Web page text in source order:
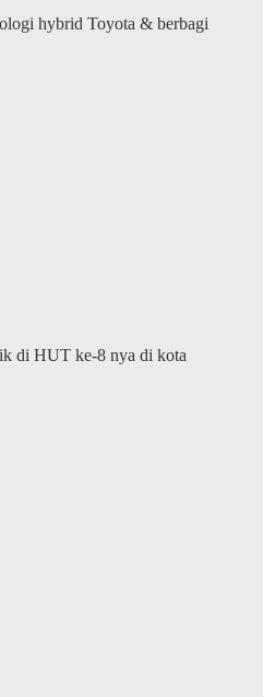
hybrid Toyota & berbagi
di HUT ke-8 nya di kota